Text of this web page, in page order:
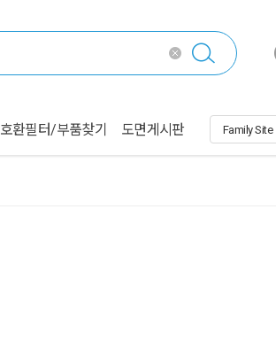
호환필터/부품찾기 도면게시판